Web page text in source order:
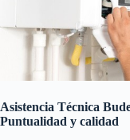
Asistencia Técnica
Puntualidad y calidad